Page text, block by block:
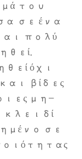
του
σε ένα
πολύ
όχι
βίδες
μη-
κλειδί
σε